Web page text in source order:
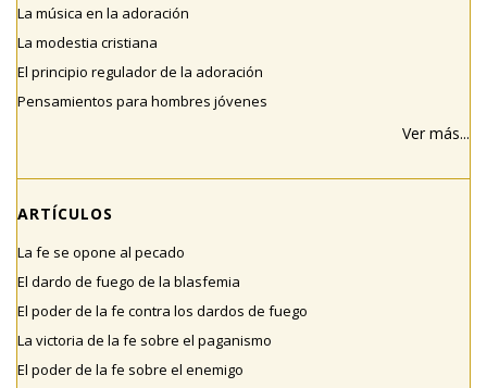
La música en la adoración
La modestia cristiana
El principio regulador de la adoración
Pensamientos para hombres jóvenes
Ver más...
ARTÍCULOS
La fe se opone al pecado
El dardo de fuego de la blasfemia
El poder de la fe contra los dardos de fuego
La victoria de la fe sobre el paganismo
El poder de la fe sobre el enemigo